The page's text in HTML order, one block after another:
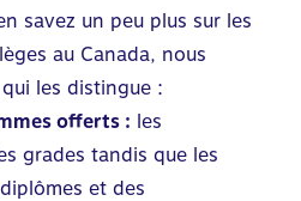
savez un peu plus sur les
au Canada, nous
les distingue :
offerts : les
grades tandis que les
et des